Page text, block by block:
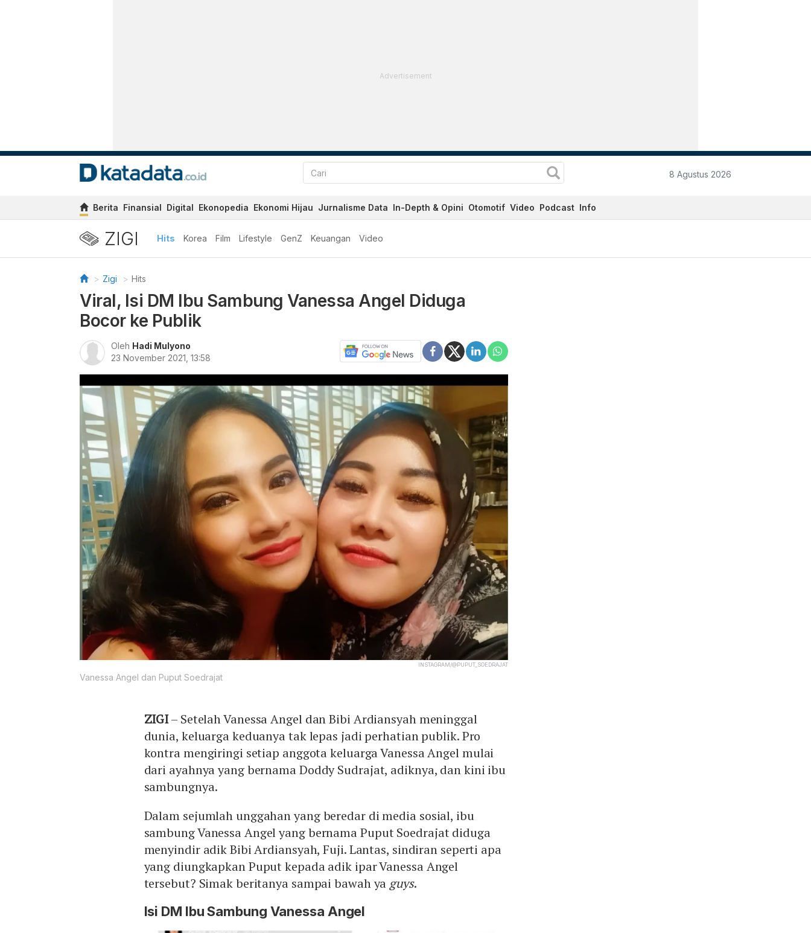
Advertisement
8 Agustus 2026
Berita Finansial Digital Ekonopedia Ekonomi Hijau Jurnalisme Data In-Depth & Opini Otomotif Video Podcast Info
ZIGI Hits Korea Film Lifestyle GenZ Keuangan Video
Zigi Hits
Viral, Isi DM Ibu Sambung Vanessa Angel Diduga
Bocor ke Publik
Oleh Hadi Mulyono
23 November 2021, 13:58
INSTAGRAM/@PUPUT_SOEDRAJAT
Vanessa Angel dan Puput Soedrajat
ZIGI– Setelah Vanessa Angel dan Bibi Ardiansyah meninggal
dunia, keluarga keduanya tak lepas jadi perhatian publik. Pro
kontra mengiringi setiap anggota keluarga Vanessa Angel mulai
dari ayahnya yang bernama Doddy Sudrajat, adiknya, dan kini ibu
sambungnya.
Dalam sejumlah unggahan yang beredar di media sosial, ibu
sambung Vanessa Angel yang bernama Puput Soedrajat diduga
menyindir adik Bibi Ardiansyah, Fuji. Lantas, sindiran seperti apa
yang diungkapkan Puput kepada adik ipar Vanessa Angel
tersebut? Simak beritanya sampai bawah ya guys.
Isi DM Ibu Sambung Vanessa Angel